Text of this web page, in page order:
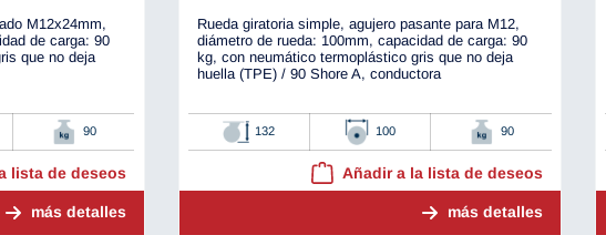
M12x24mm,
de carga: 90
que no deja
90
lista de deseos
más detalles
Rueda giratoria simple, agujero pasante para M12,
diámetro de rueda: 100mm, capacidad de carga: 90
kg, con neumático termoplástico gris que no deja
huella (TPE) / 90 Shore A, conductora
132 100 90
Añadir a la lista de deseos
más detalles